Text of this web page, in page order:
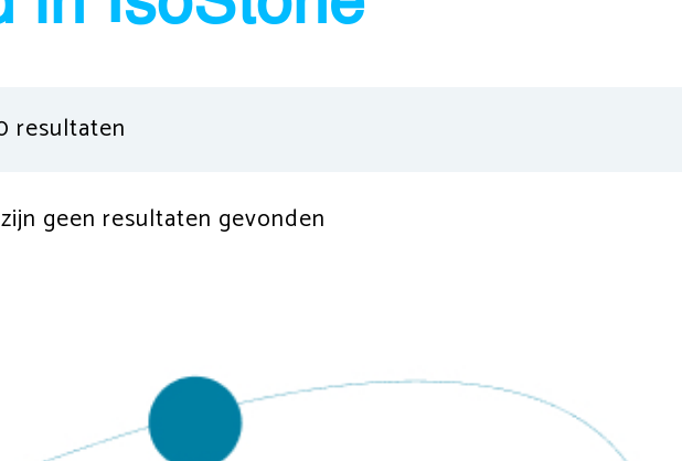
resultaten
geen resultaten gevonden